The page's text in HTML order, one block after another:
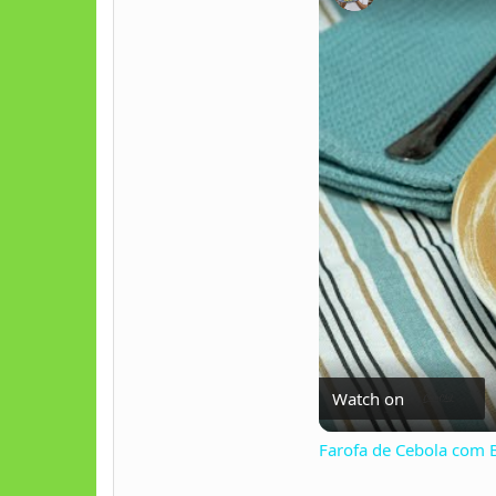
Watch on
Farofa de Cebola com